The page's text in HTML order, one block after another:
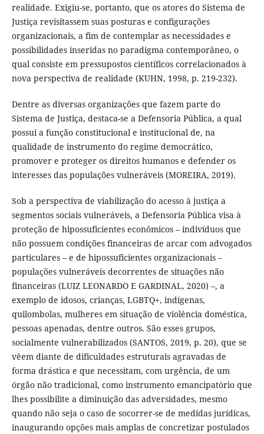
realidade. Exigiu-se, portanto, que os atores do Sistema de
Justiça revisitassem suas posturas e configurações
organizacionais, a fim de contemplar as necessidades e
possibilidades inseridas no paradigma contemporâneo, o
qual consiste em pressupostos científicos correlacionados à
nova perspectiva de realidade (KUHN, 1998, p. 219-232).
Dentre as diversas organizações que fazem parte do
Sistema de Justiça, destaca-se a Defensoria Pública, a qual
possui a função constitucional e institucional de, na
qualidade de instrumento do regime democrático,
promover e proteger os direitos humanos e defender os
interesses das populações vulneráveis (MOREIRA, 2019).
Sob a perspectiva de viabilização do acesso à justiça a
segmentos sociais vulneráveis, a Defensoria Pública visa à
proteção de hipossuficientes econômicos – indivíduos que
não possuem condições financeiras de arcar com advogados
particulares – e de hipossuficientes organizacionais –
populações vulneráveis decorrentes de situações não
financeiras (LUIZ LEONARDO E GARDINAL, 2020) –, a
exemplo de idosos, crianças, LGBTQ+, indígenas,
quilombolas, mulheres em situação de violência doméstica,
pessoas apenadas, dentre outros. São esses grupos,
socialmente vulnerabilizados (SANTOS, 2019, p. 20), que se
vêem diante de dificuldades estruturais agravadas de
forma drástica e que necessitam, com urgência, de um
órgão não tradicional, como instrumento emancipatório que
lhes possibilite a diminuição das adversidades, mesmo
quando não seja o caso de socorrer-se de medidas jurídicas,
inaugurando opções mais amplas de concretizar postulados